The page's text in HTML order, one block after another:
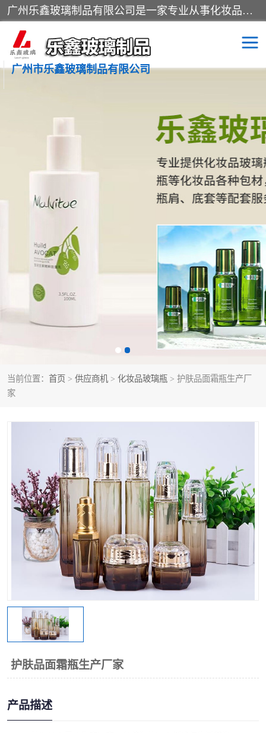
广州乐鑫玻璃制品有限公司是一家专业从事化妆品瓶子、化妆品玻璃瓶子、膏霜瓶、化妆品玻璃瓶等产品的集开发研制、生产、销售于一体的实业型玻璃制品生产企业。产品从设计、开模、试样、生产、蒙砂、抛光、喷涂、高低温单色及多色印刷，烫金（银）到交货实现一条龙服务。
广州市乐鑫玻璃制品有限公司
当前位置： 首页 > 供应商机 > 化妆品玻璃瓶 > 护肤品面霜瓶生产厂
家
护肤品面霜瓶生产厂家
产品描述
化妆品包装瓶 香水包装瓶
化妆品玻璃瓶
玻璃瓶
拉管瓶